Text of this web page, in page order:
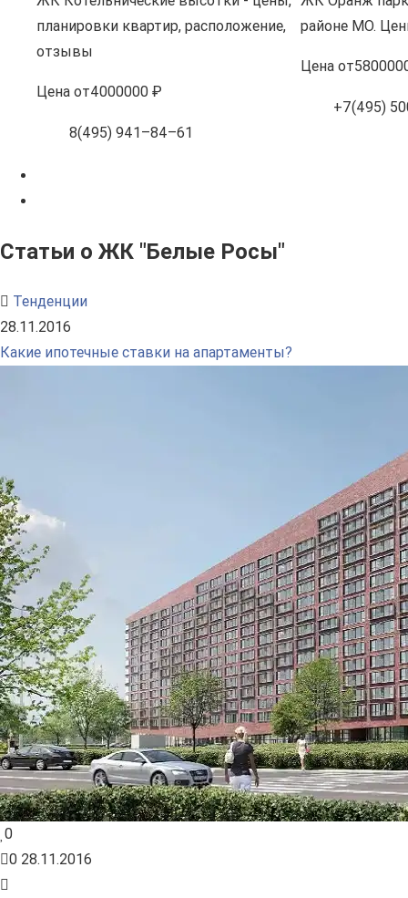
планировки квартир, расположение,
отзывы
Цена от4000000 ₽
8(495) 941–84–61
районе МО.
Цена от
+7(495)
Статьи о ЖК "Белые Росы"
Тенденции
28.11.2016
Какие ипотечные ставки на апартаменты?
0
0 28.11.2016